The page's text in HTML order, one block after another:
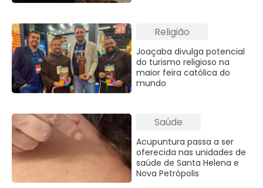
Religião
Joaçaba divulga potencial
do turismo religioso na
maior feira católica do
mundo
Saúde
Acupuntura passa a ser
oferecida nas unidades de
saúde de Santa Helena e
Nova Petrópolis